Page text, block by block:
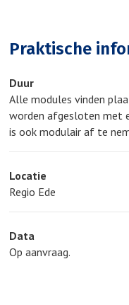
Praktische
Duur
Alle modules vinden
worden afgesloten met
is ook modulair af te
Locatie
Regio Ede
Data
Op aanvraag.